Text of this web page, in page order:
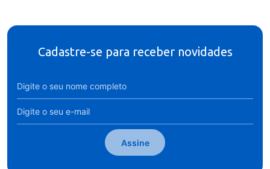
Cadastre-se para receber novidades
Assine